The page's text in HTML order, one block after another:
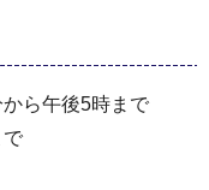
ら午後5時まで
で